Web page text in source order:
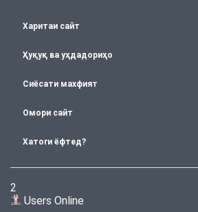
Харитаи сайт
Ҳуқуқ ва уҳдадориҳо
Сиёсати махфият
Омори сайт
Хатоги ёфтед?
2
Users Online